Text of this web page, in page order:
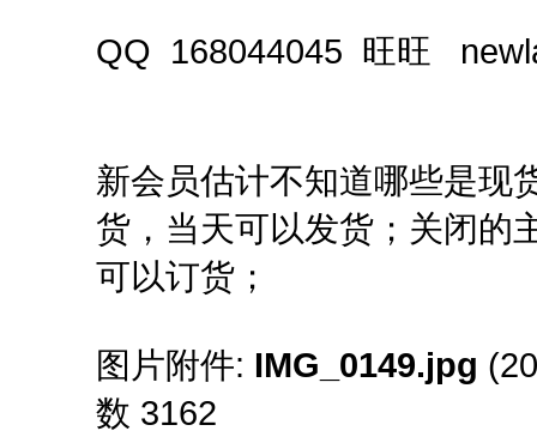
QQ 168044045 旺旺
新会员估计不知道哪些是现
货，当天可以发货；关闭的
可以订货；
图片附件: IMG_0149.jpg
数 3162